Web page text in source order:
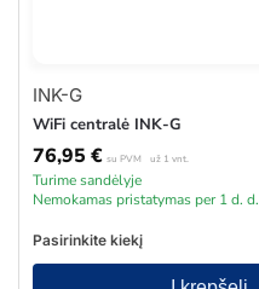
INK-G
WiFi centralė INK-G
76,95 € su PVM už 1 vnt.
Turime sandėlyje
Nemokamas pristatymas per 1 d. d.
Pasirinkite kiekį